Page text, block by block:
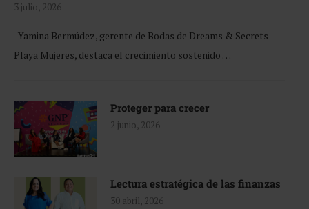
3 julio, 2026
Yamina Bermúdez, gerente de Bodas de Dreams & Secrets
Playa Mujeres, destaca el crecimiento sostenido …
Proteger para crecer
2 junio, 2026
Lectura estratégica de las finanzas
30 abril, 2026